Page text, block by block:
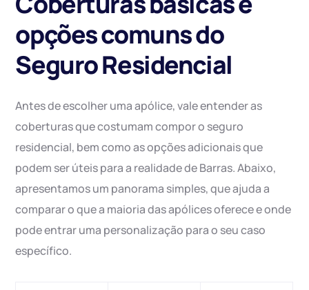
opções comuns do
Seguro Residencial
Antes de escolher uma apólice, vale entender as
coberturas que costumam compor o seguro
residencial, bem como as opções adicionais que
podem ser úteis para a realidade de Barras. Abaixo,
apresentamos um panorama simples, que ajuda a
comparar o que a maioria das apólices oferece e onde
pode entrar uma personalização para o seu caso
específico.